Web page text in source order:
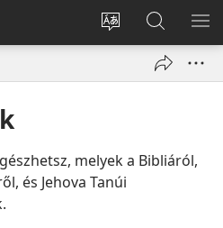
Oldal
nyelvének
megváltoztatása
Bejelentkezés
(opens
Keresés
a jw.org
honlapon
melyek a Bibliáról,
és Jehova Tanúi